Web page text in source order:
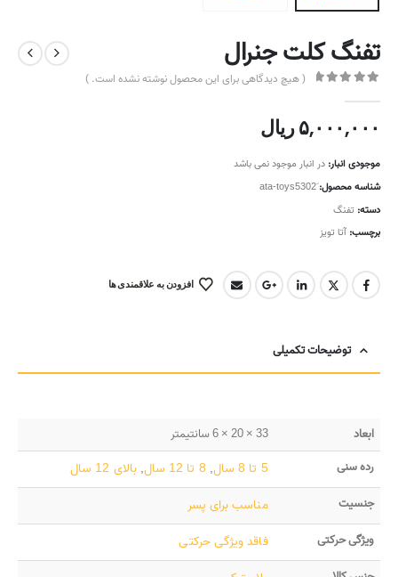
تفنگ کلت جنرال
( هیچ دیدگاهی برای این محصول نوشته نشده است. )
۵,۰۰۰,۰۰۰ریال
موجودی انبار: در انبار موجود نمی باشد
شناسه محصول:
دسته: تفنگ
برچسب: آتا تویز
افزودن به علاقمندی ها
توضیحات تکمیلی
ابعاد
33 × 20 × 6 سانتیمتر
رده سنی
5 تا 8 سال , 8 تا 12 سال ,بالای 12 سال
جنسیت مناسب برای پسر
ویژگی حرکتی فاقد ویژگی حرکتی